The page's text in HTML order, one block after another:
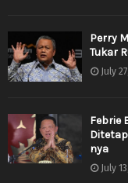
Perry
Tukar
July
Febrie
nya
July